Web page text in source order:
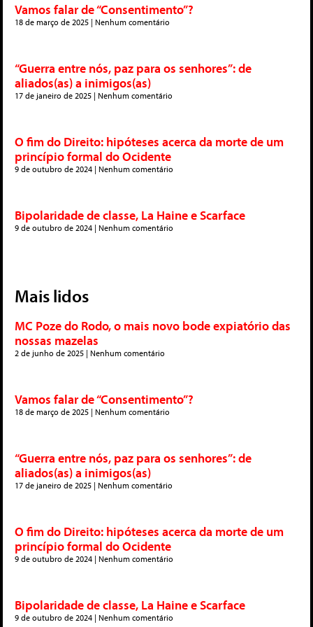
Vamos falar de “Consentimento”?
18 de março de 2025 Nenhum comentário
“Guerra entre nós, paz para os senhores”: de
aliados(as) a inimigos(as)
17 de janeiro de 2025 Nenhum comentário
O fim do Direito: hipóteses acerca da morte de um
princípio formal do Ocidente
9 de outubro de 2024 Nenhum comentário
Bipolaridade de classe, La Haine e Scarface
9 de outubro de 2024 Nenhum comentário
Mais lidos
MC Poze do Rodo, o mais novo bode expiatório das
nossas mazelas
2 de junho de 2025 Nenhum comentário
Vamos falar de “Consentimento”?
18 de março de 2025 Nenhum comentário
“Guerra entre nós, paz para os senhores”: de
aliados(as) a inimigos(as)
17 de janeiro de 2025 Nenhum comentário
O fim do Direito: hipóteses acerca da morte de um
princípio formal do Ocidente
9 de outubro de 2024 Nenhum comentário
Bipolaridade de classe, La Haine e Scarface
9 de outubro de 2024 Nenhum comentário